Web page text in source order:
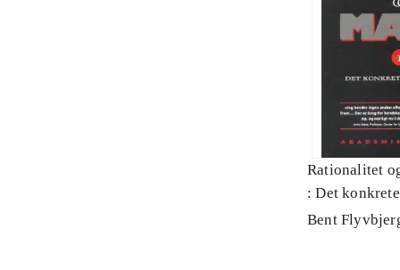
Rationalitet
: Det
Bent